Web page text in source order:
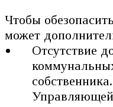
Чтобы
может
Отсутствие